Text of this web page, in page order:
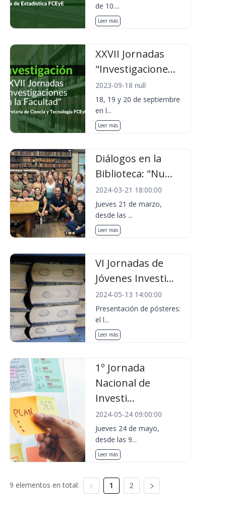
de 10....
Leer más
XXVII Jornadas
"Investigacione...
2023-09-18 null
18, 19 y 20 de septiembre
en l...
Leer más
Diálogos en la
Biblioteca: "Nu...
2024-03-21 18:00:00
Jueves 21 de marzo,
desde las ...
Leer más
VI Jornadas de
Jóvenes Investi...
2024-05-13 14:00:00
Presentación de pósteres:
el l...
Leer más
1º Jornada
Nacional de
Investi...
2024-05-24 09:00:00
Jueves 24 de mayo,
desde las 9...
Leer más
9 elementos en total: 1 2